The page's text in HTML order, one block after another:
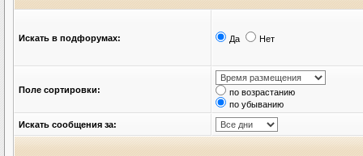
Искать в подфорумах: Да Нет
Поле сортировки:
по возрастанию
по убыванию
Искать сообщения за: